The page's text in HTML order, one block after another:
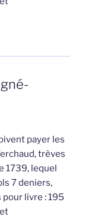
payer les
trèves
1739, lequel
7 deniers,
pour livre : 195